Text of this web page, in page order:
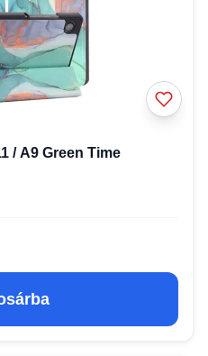
/ A9 Green Time